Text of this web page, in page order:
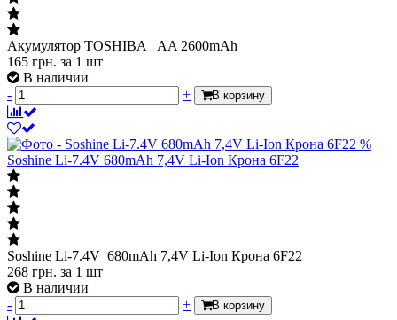
Акумулятор TOSHIBA AA 2600mAh
165 грн. за 1 шт
В наличии
-
+ В корзину
%
Soshine Li-7.4V 680mAh 7,4V Li-Ion Крона 6F22
Soshine Li-7.4V 680mAh 7,4V Li-Ion Крона 6F22
268 грн. за 1 шт
В наличии
-
+ В корзину